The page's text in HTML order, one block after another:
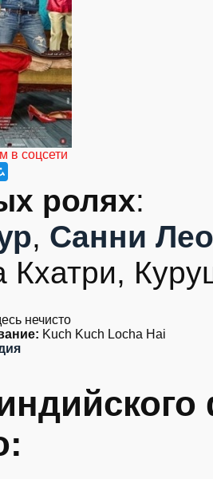
в соцсети
ролях:
, Санни
Кхатри,
нечисто
Kuch Kuch Locha Hai